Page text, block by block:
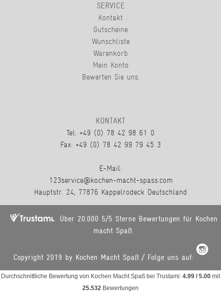
SERVICE
Kontakt
Gutscheine
Wunschliste
Warenkorb
Mein Konto
Bewerten Sie uns.
KONTAKT
Tel: +49 (0) 78 42 98 61 0
Fax: +49 (0) 78 42 99 79 45 3
E-Mail:
123service@kochen-macht-spass.com
Hauptstr. 24, 77876 Kappelrodeck Deutschland
Über 20.000 5/5 Sterne Bewertungen für Kochen
macht Spaß.
Copyright 2019 by Kochen Macht Spaß / Folge uns auf:
Durchschnittliche Bewertung von Kochen Macht Spaß bei Trustami: 4.99 / 5.00 mit
25.532 Bewertungen